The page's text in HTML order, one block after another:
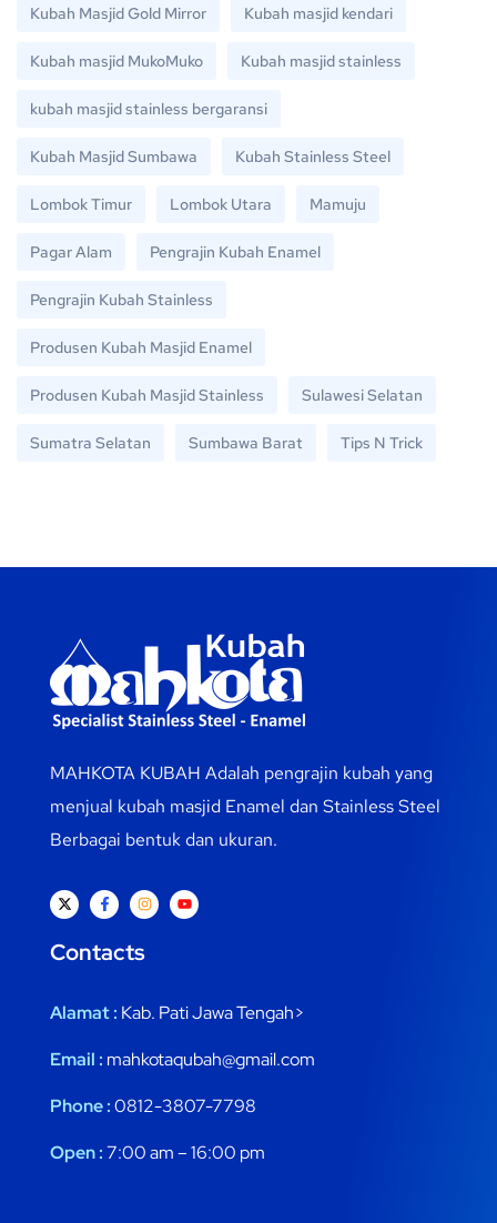
Kubah Masjid Gold Mirror Kubah masjid kendari
Kubah masjid MukoMuko Kubah masjid stainless
kubah masjid stainless bergaransi
Kubah Masjid Sumbawa Kubah Stainless Steel
Lombok Timur Lombok Utara Mamuju
Pagar Alam Pengrajin Kubah Enamel
Pengrajin Kubah Stainless
Produsen Kubah Masjid Enamel
Produsen Kubah Masjid Stainless Sulawesi Selatan
Sumatra Selatan Sumbawa Barat Tips N Trick
MAHKOTA KUBAH Adalah pengrajin kubah yang
menjual kubah masjid Enamel dan Stainless Steel
Berbagai bentuk dan ukuran.
Contacts
Alamat : Kab. Pati Jawa Tengah>
Email : mahkotaqubah@gmail.com
Phone :0812-3807-7798
Open :7:00 am – 16:00 pm